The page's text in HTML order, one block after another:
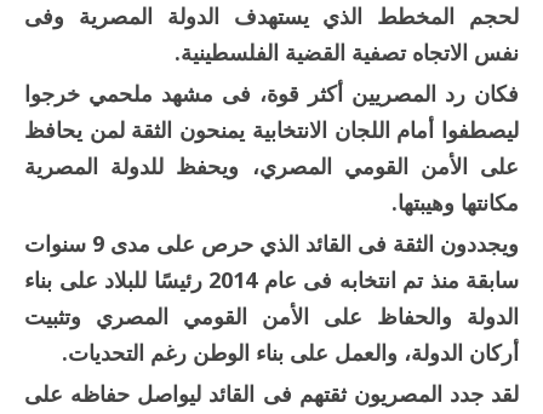
لحجم المخطط الذي يستهدف الدولة المصرية وفى
نفس الاتجاه تصفية القضية الفلسطينية.
فكان رد المصريين أكثر قوة، فى مشهد ملحمي خرجوا
ليصطفوا أمام اللجان الانتخابية يمنحون الثقة لمن يحافظ
على الأمن القومي المصري، ويحفظ للدولة المصرية
مكانتها وهيبتها.
ويجددون الثقة فى القائد الذي حرص على مدى 9 سنوات
سابقة منذ تم انتخابه فى عام 2014 رئيسًا للبلاد على بناء
الدولة والحفاظ على الأمن القومي المصري وتثبيت
أركان الدولة، والعمل على بناء الوطن رغم التحديات.
لقد جدد المصريون ثقتهم فى القائد ليواصل حفاظه على